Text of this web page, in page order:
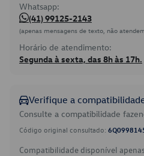
Whatsapp:
(41) 99125-2143
(apenas mensagens de texto, não
Horário de atendimento:
Segunda à sexta, das 8h às 17h.
Verifique a
Consulte a compatibilidade
Código original consultado:
Compatibilidade disponível